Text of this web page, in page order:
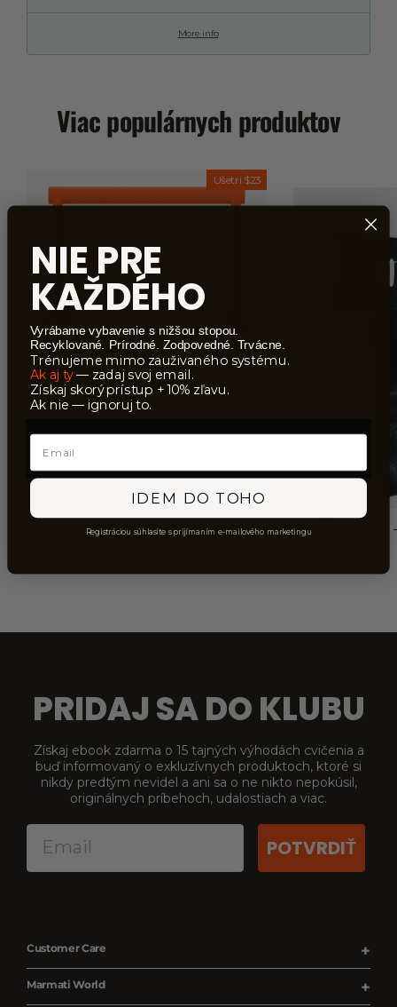
More info
Viac populárnych produktov
Ušetri $23
CLOUD™ Paralety
Bežná
cena
$149
Zľavnená
cena
od $127
Doorjam
PRIDAJ SA DO KLUBU
Získaj ebook zdarma o 15 tajných výhodách cvičenia a
buď informovaný o exkluzívnych produktoch, ktoré si
nikdy predtým nevidel a ani sa o ne nikto nepokúsil,
originálnych príbehoch, udalostiach a viac.
POTVRDIŤ
Customer Care
Stav objednávky
Marmati World
NIE PRE
KAŽDÉHO
Vyrábame vybavenie s nižšou stopou.
Recyklované. Prírodné. Zodpovedné. Trvácne.
Trénujeme mimo zauživaného systému.
Ak aj ty— zadaj svoj email.
Získaj skorý prístup + 10% zľavu.
Ak nie — ignoruj to.
Email
IDEM DO TOHO
Registráciou súhlasíte s prijímaním e-mailového marketingu